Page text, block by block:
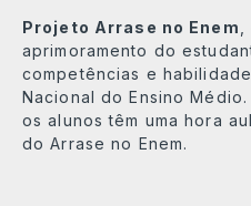
Projeto Arrase no Enem
aprimoramento do
competências e
Nacional do Ensino Médio.
os alunos têm uma hora
do Arrase no Enem.